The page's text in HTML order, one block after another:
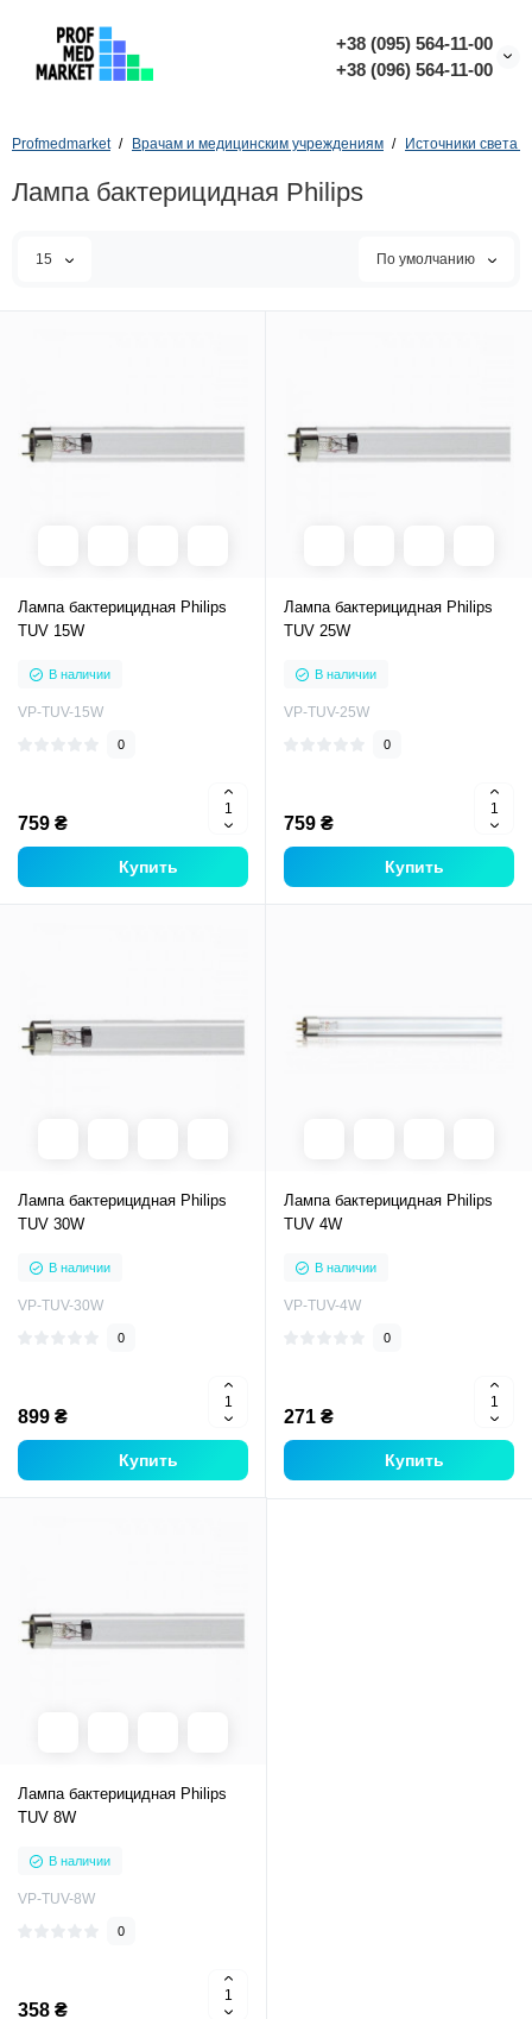
+38 (095) 564-11-00
+38 (096) 564-11-00
Profmedmarket Врачам и медицинским учреждениям Источники света
Лампа бактерицидная Philips
15 По умолчанию
Лампа бактерицидная Philips
TUV 15W
В наличии
VP-TUV-15W
0
759 ₴
Купить
Лампа бактерицидная Philips
TUV 25W
В наличии
VP-TUV-25W
0
759 ₴
Купить
Лампа бактерицидная Philips
TUV 30W
В наличии
VP-TUV-30W
0
899 ₴
Купить
Лампа бактерицидная Philips
TUV 4W
В наличии
VP-TUV-4W
0
271 ₴
Купить
Лампа бактерицидная Philips
TUV 8W
В наличии
VP-TUV-8W
0
358 ₴